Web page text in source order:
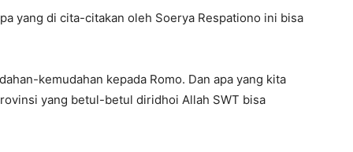
yang di cita-citakan oleh Soerya Respationo ini bisa
kemudahan kepada Romo. Dan apa yang kita
yang betul-betul diridhoi Allah SWT bisa